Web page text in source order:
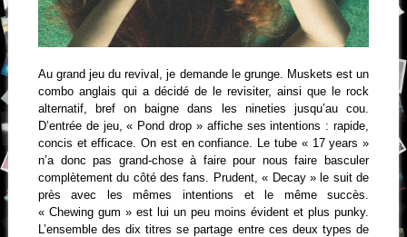
Au grand jeu du revival, je demande le grunge. Muskets est un
combo anglais qui a décidé de le revisiter, ainsi que le rock
alternatif, bref on baigne dans les nineties jusqu’au cou.
D’entrée de jeu, « Pond drop » affiche ses intentions : rapide,
concis et efficace. On est en confiance. Le tube « 17 years »
n’a donc pas grand-chose à faire pour nous faire basculer
complètement du côté des fans. Prudent, « Decay » le suit de
près avec les mêmes intentions et le même succès.
« Chewing gum » est lui un peu moins évident et plus punky.
L’ensemble des dix titres se partage entre ces deux types de